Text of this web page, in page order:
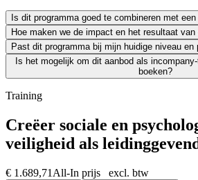
Is dit programma goed te combineren met
Zeker. We leiden uitsluitend werkende
Hoe maken we de impact en het resultaat
Leren moet leiden tot merkbaar resultaat;
Past dit programma bij mijn huidige niveau en
We vinden het essentieel dat je een
Is het mogelijk om dit aanbod als
boeken?
Absoluut. Vrijwel al onze trainingen en
Training
Creëer sociale en
veiligheid als
€ 1.689,71 All-In prijs excl. btw